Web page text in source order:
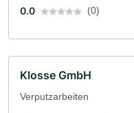
0.0
(0)
Klosse GmbH
Verputzarbeiten